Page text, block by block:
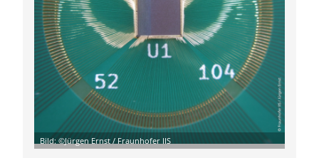
Bild: ©Jürgen Ernst / Fraunhofer IIS